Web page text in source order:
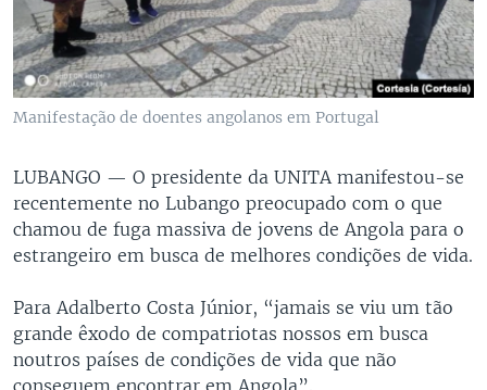
Manifestação de doentes angolanos em Portugal
LUBANGO — O presidente da UNITA manifestou-se
recentemente no Lubango preocupado com o que
chamou de fuga massiva de jovens de Angola para o
estrangeiro em busca de melhores condições de vida.
Para Adalberto Costa Júnior, “jamais se viu um tão
grande êxodo de compatriotas nossos em busca
noutros países de condições de vida que não
conseguem encontrar em Angola”.